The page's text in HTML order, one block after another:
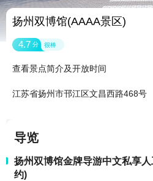
扬州双博馆(AAAA景区)
4.7 分 很棒
查看景点简介及开放时间
江苏省扬州市邗江区文昌西路468号
导览
扬州双博馆金牌导游中文私享
约)